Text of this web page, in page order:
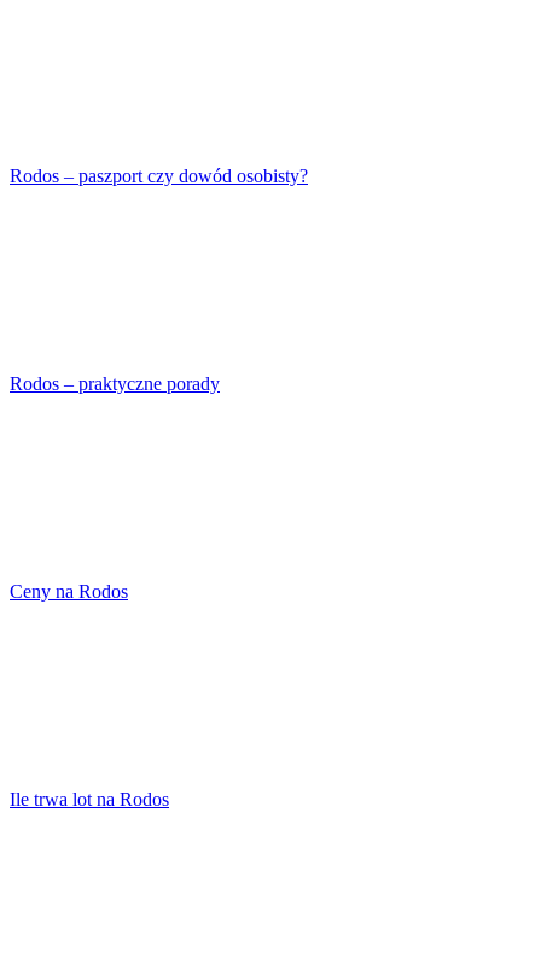
Rodos – paszport czy dowód osobisty?
Rodos – praktyczne porady
Ceny na Rodos
Ile trwa lot na Rodos